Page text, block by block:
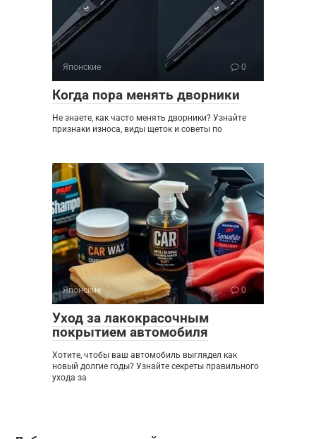
Японские 0
Когда пора менять дворники
Не знаете, как часто менять дворники? Узнайте
признаки износа, виды щеток и советы по
Японские 0
Уход за лакокрасочным
покрытием автомобиля
Хотите, чтобы ваш автомобиль выглядел как
новый долгие годы? Узнайте секреты правильного
ухода за